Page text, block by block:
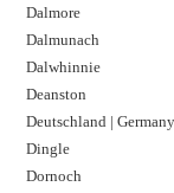
Dalmore​
Dalmunach
Dalwhinnie
Deanston
Deutschland | Germany
Dingle
Dornoch